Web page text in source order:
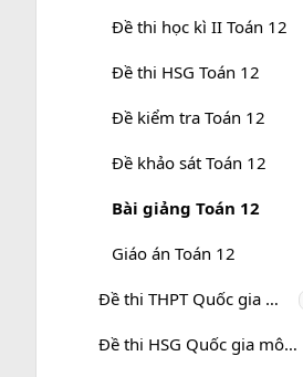
Đề thi học kì II Toán 12
Đề thi HSG Toán 12
Đề kiểm tra Toán 12
Đề khảo sát Toán 12
Bài giảng Toán 12
Giáo án Toán 12
Đề thi THPT Quốc gia môn Toán
Đề thi HSG Quốc gia môn Toán